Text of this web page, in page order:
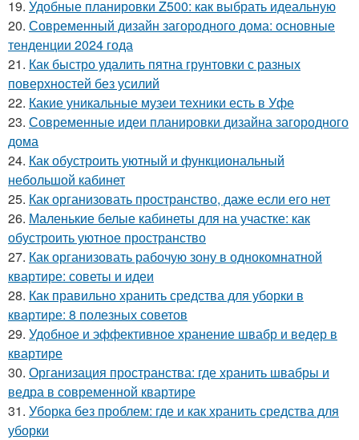
19. Удобные планировки Z500: как выбрать идеальную
20. Современный дизайн загородного дома: основные
тенденции 2024 года
21. Как быстро удалить пятна грунтовки с разных
поверхностей без усилий
22. Какие уникальные музеи техники есть в Уфе
23. Современные идеи планировки дизайна загородного
дома
24. Как обустроить уютный и функциональный
небольшой кабинет
25. Как организовать пространство, даже если его нет
26. Маленькие белые кабинеты для на участке: как
обустроить уютное пространство
27. Как организовать рабочую зону в однокомнатной
квартире: советы и идеи
28. Как правильно хранить средства для уборки в
квартире: 8 полезных советов
29. Удобное и эффективное хранение швабр и ведер в
квартире
30. Организация пространства: где хранить швабры и
ведра в современной квартире
31. Уборка без проблем: где и как хранить средства для
уборки